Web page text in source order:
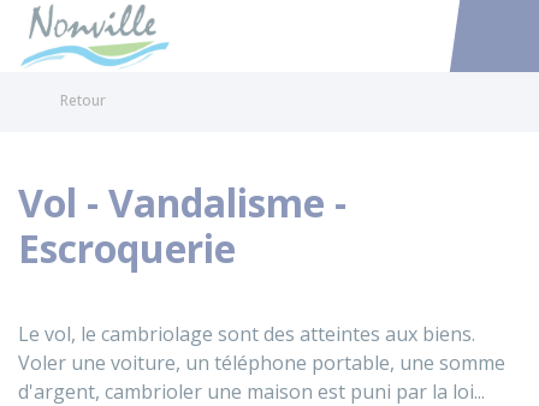
Accéder
Retour
Vol - Vandalisme -
Escroquerie
Le vol, le cambriolage sont des atteintes aux biens.
Voler une voiture, un téléphone portable, une somme
d'argent, cambrioler une maison est puni par la loi...